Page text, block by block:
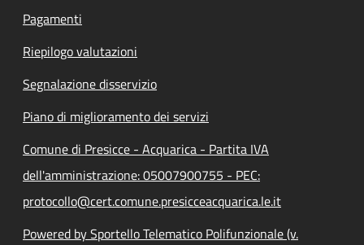
Pagamenti
Riepilogo valutazioni
Segnalazione disservizio
Piano di miglioramento dei servizi
Comune di Presicce - Acquarica - Partita IVA
dell'amministrazione: 05007900755 - PEC:
protocollo@cert.comune.presicceacquarica.le.it
Powered by Sportello Telematico Polifunzionale (v.